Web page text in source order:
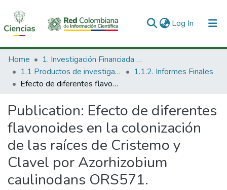
Log In (current)
Communities & Collections
All of DSpace
Home
1. Investigación Financiada con Recursos Públicos
1.1 Productos de investigación
1.1.2. Informes Finales
Efecto de diferentes flavonoides en la colonización de las raíces de Cristemo y Clavel por Azorhizobium caulinodans ORS571.
Publication: Efecto de diferentes
flavonoides en la colonización
de las raíces de Cristemo y
Clavel por Azorhizobium
caulinodans ORS571.